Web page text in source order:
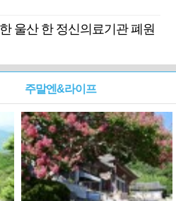
울산 한 정신의료기관 폐원
주말엔&라이프